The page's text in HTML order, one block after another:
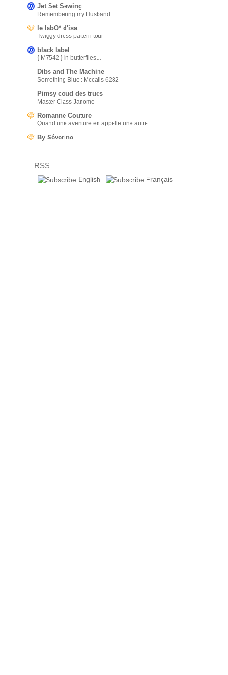
Jet Set Sewing
Remembering my Husband
le labO* d'isa
Twiggy dress pattern tour
black label
{ M7542 } in butterflies…
Dibs and The Machine
Something Blue : Mccalls 6282
Pimsy coud des trucs
Master Class Janome
Romanne Couture
Quand une aventure en appelle une autre...
By Séverine
RSS
English Français